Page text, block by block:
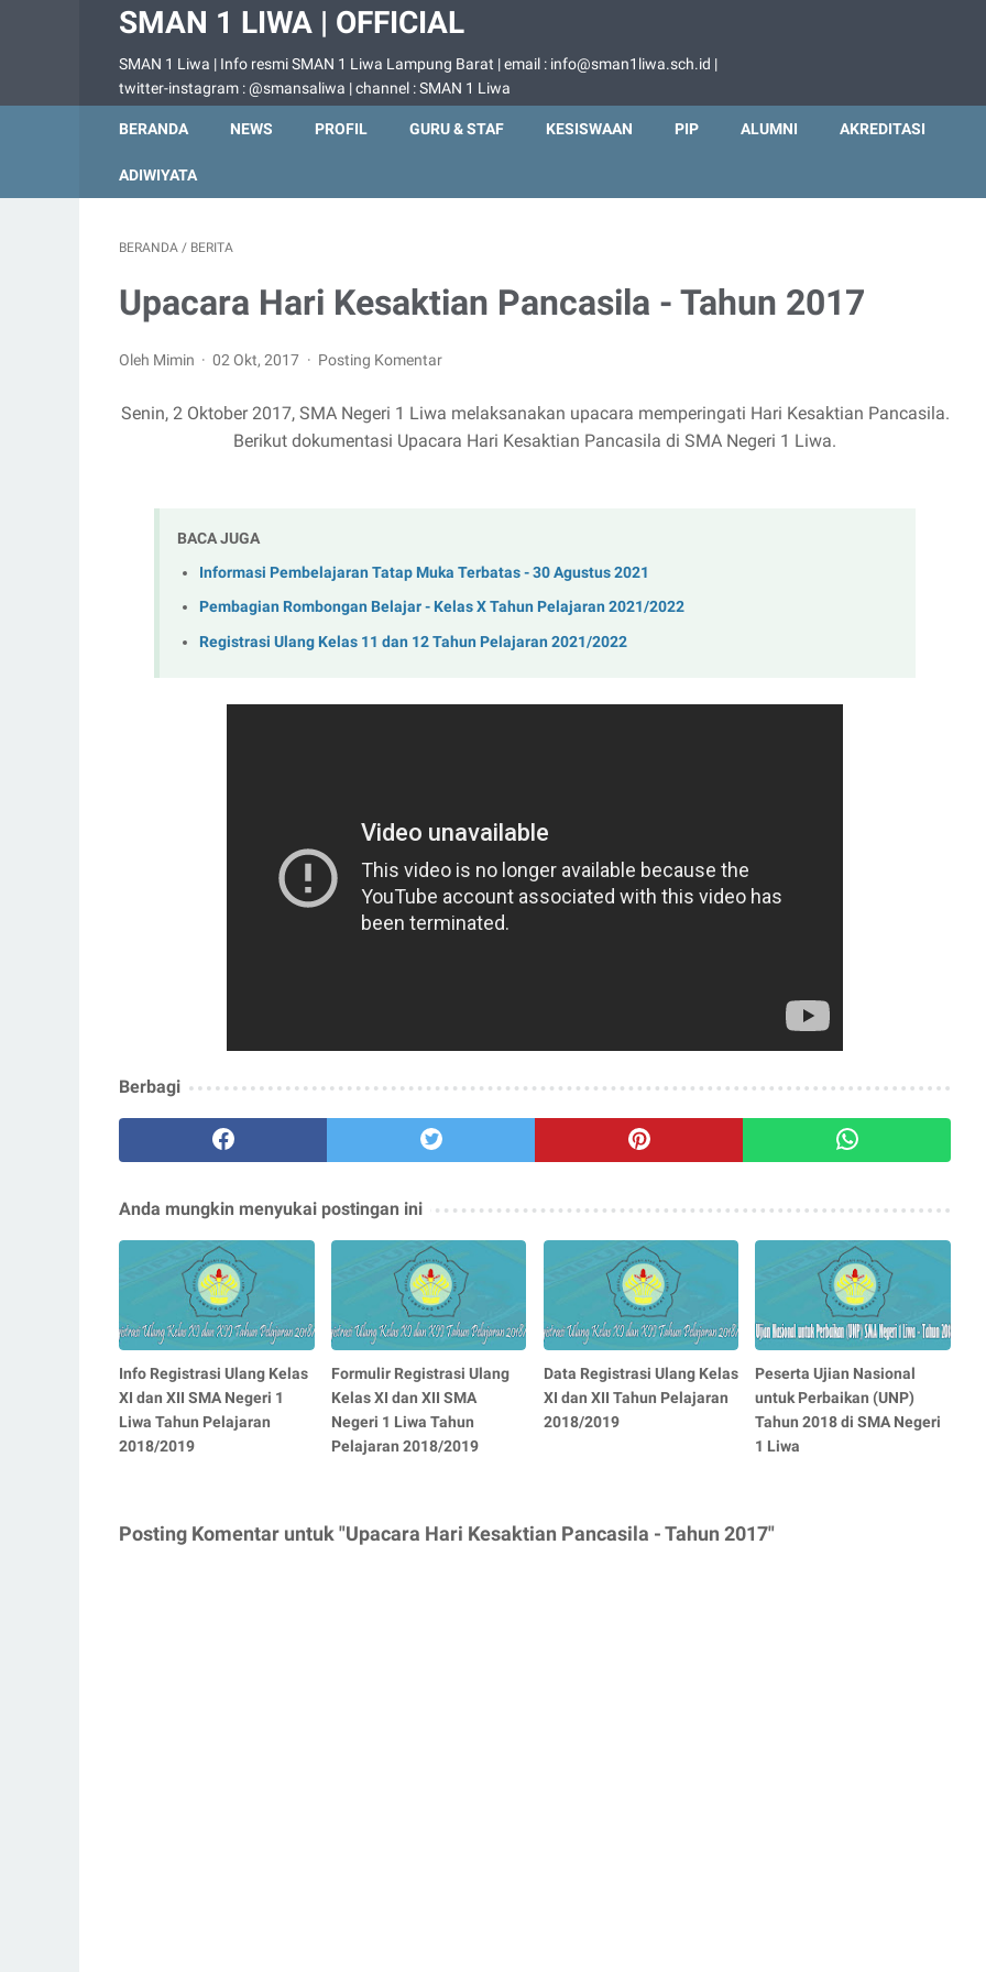
SMAN 1 LIWA | OFFICIAL
SMAN 1 Liwa | Info resmi SMAN 1 Liwa Lampung Barat | email : info@sman1liwa.sch.id |
twitter-instagram : @smansaliwa | channel : SMAN 1 Liwa
BERANDA NEWS PROFIL GURU & STAF KESISWAAN PIP ALUMNI AKREDITASI
ADIWIYATA
BERANDA / BERITA
Upacara Hari Kesaktian Pancasila - Tahun 2017
Oleh Mimin 02 Okt, 2017 Posting Komentar
Senin, 2 Oktober 2017, SMA Negeri 1 Liwa melaksanakan upacara memperingati Hari Kesaktian Pancasila.
Berikut dokumentasi Upacara Hari Kesaktian Pancasila di SMA Negeri 1 Liwa.
BACA JUGA
Informasi Pembelajaran Tatap Muka Terbatas - 30 Agustus 2021
Pembagian Rombongan Belajar - Kelas X Tahun Pelajaran 2021/2022
Registrasi Ulang Kelas 11 dan 12 Tahun Pelajaran 2021/2022
Berbagi
Anda mungkin menyukai postingan ini
Info Registrasi Ulang Kelas
XI dan XII SMA Negeri 1
Liwa Tahun Pelajaran
2018/2019
Formulir Registrasi Ulang
Kelas XI dan XII SMA
Negeri 1 Liwa Tahun
Pelajaran 2018/2019
Data Registrasi Ulang Kelas
XI dan XII Tahun Pelajaran
2018/2019
Peserta Ujian Nasional
untuk Perbaikan (UNP)
Tahun 2018 di SMA Negeri
1 Liwa
Posting Komentar untuk "Upacara Hari Kesaktian Pancasila - Tahun 2017"